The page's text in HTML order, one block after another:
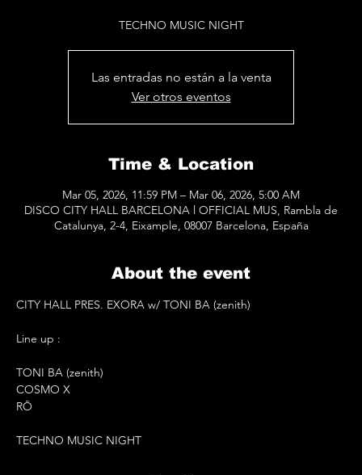
TECHNO MUSIC NIGHT
Las entradas no están a la venta
Ver otros eventos
Time & Location
Mar 05, 2026, 11:59 PM – Mar 06, 2026, 5:00 AM
DISCO CITY HALL BARCELONA l OFFICIAL MUS, Rambla de
Catalunya, 2-4, Eixample, 08007 Barcelona, España
About the event
CITY HALL PRES. EXORA w/ TONI BA (zenith)
Line up :
TONI BA (zenith)
COSMO X
RŌ
TECHNO MUSIC NIGHT